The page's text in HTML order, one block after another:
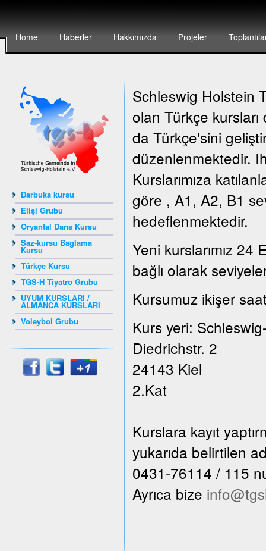
Home Haberler Hakkımızda Projeler
Darbuka kursu
Elişi Grubu
Oryantal Dans Kursu
Saz-kursu Baglama
Kursu
Türkçe Kursu
TGS-H Tiyatro Grubu
UYUM KURSLARI /
ALMANCA KURSLARI
Voleybol Grubu
Schleswig Holstein
olan Türkçe
da Türkçe'sini
düzenlenmektedir.
Kurslarımıza
göre , A1, A2, B1
hedeflenmektedir.
Yeni kurslarımız 24
bağlı olarak
Kursumuz ikişer
Kurs yeri:
Diedrichstr. 2
24143 Kiel
2.Kat
Kurslara kayıt
yukarıda belirtilen
0431-76114 / 115
Ayrıca bize